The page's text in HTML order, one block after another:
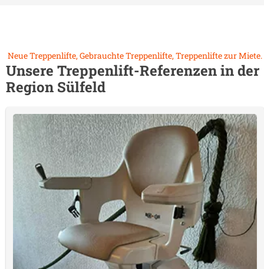
Neue Treppenlifte, Gebrauchte Treppenlifte, Treppenlifte zur Miete.
Unsere Treppenlift-Referenzen in der
Region Sülfeld